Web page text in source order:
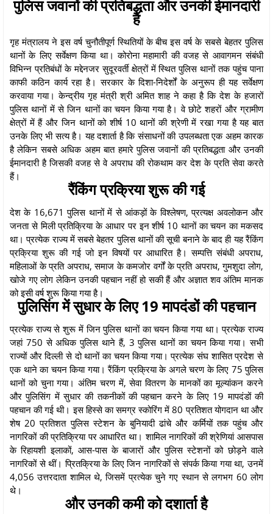
पुलिस जवानों की प्रतिबद्धता और उनकी ईमानदारी
है
गृह मंत्रालय ने इस वर्ष चुनौतीपूर्ण स्थितियों के बीच इस वर्ष के सबसे बेहतर पुलिस
थानों के लिए सर्वेक्षण किया था। कोरोना महामारी की वजह से आवागमन संबंधी
विभिन्‍न प्रतिबंधों के मद्देनजर सुदूरवर्ती क्षेत्रों में स्थित पुलिस थानों तक पहुंच पाना
काफी कठिन कार्य रहा है। सरकार के दिशा-निदेर्शों के अनुरूप ही यह सर्वेक्षण
करवाया गया। केन्‍द्रीय गृह मंत्री श्री अमित शाह ने कहा है कि देश के हजारों
पुलिस थानों में से जिन थानों का चयन किया गया है। वे छोटे शहरों और ग्रामीण
क्षेत्रों में हैं और जिन थानों को शीर्ष 10 थानों की श्रेणी में रखा गया है यह बात
उनके लिए भी सत्‍य है। यह दशार्ता है कि संसाधनों की उपलब्‍धता एक अहम कारक
है लेकिन सबसे अधिक अहम बात हमारे पुलिस जवानों की प्रतिबद्धता और उनकी
ईमानदारी है जिसकी वजह से वे अपराध की रोकथाम कर देश के प्रति सेवा करते
हैं।
रैंकिंग प्रक्रिया शुरू की गई
देश के 16,671 पुलिस थानों में से आंकड़ों के विश्‍लेषण, प्रत्‍यक्ष अवलोकन और
जनता से मिली प्रतिक्रिया के आधार पर इन शीर्ष 10 थानों का चयन का मकसद
था। प्रत्‍येक राज्‍य में सबसे बेहतर पुलिस थानों की सूची बनाने के बाद ही यह रैंकिंग
प्रक्रिया शुरू की गई जो इन विषयों पर आधारित है। सम्‍पत्ति संबंधी अपराध,
महिलाओं के प्रति अपराध, समाज के कमजोर वर्गों के प्रति अपराध, गुमशुदा लोग,
खोजे गए लोग लेकिन उनकी पहचान नहीं हो सकी हैं और अज्ञात शव अंतिम मानक
को इसी वर्ष शुरू किया गया है।
पुलिसिंग में सुधार के लिए 19 मापदंडों की पहचान
प्रत्‍येक राज्‍य से शुरू में जिन पुलिस थानों का चयन किया गया था। प्रत्‍येक राज्‍य
जहां 750 से अधिक पुलिस थाने हैं, 3 पुलिस थानों का चयन किया गया। सभी
राज्‍यों और दिल्‍ली से दो थानों का चयन किया गया। प्रत्‍येक संघ शासित प्रदेश से
एक थाने का चयन किया गया। रैंकिंग प्रक्रिया के अगले चरण के लिए 75 पुलिस
थानों को चुना गया। अंतिम चरण में, सेवा वितरण के मानकों का मूल्यांकन करने
और पुलिसिंग में सुधार की तकनीकों की पहचान करने के लिए 19 मापदंडों की
पहचान की गई थी। इस हिस्‍से का समग्र स्कोरिंग में 80 प्रतिशत योगदान था और
शेष 20 प्रतिशत पुलिस स्टेशन के बुनियादी ढांचे और कर्मियों तक पहुंच और
नागरिकों की प्रतिक्रिया पर आधारित था। शामिल नागरिकों की श्रेणियां आसपास
के रिहायशी इलाकों, आस-पास के बाजारों और पुलिस स्टेशनों को छोड़ने वाले
नागरिकों से थीं। प्रितक्रिया के लिए जिन नागरिकों से संपर्क किया गया था, उनमें
4,056 उत्तरदाता शामिल थे, जिसमें प्रत्येक चुने गए स्थान से लगभग 60 लोग
थे।
और उनकी कमी को दशार्ता है